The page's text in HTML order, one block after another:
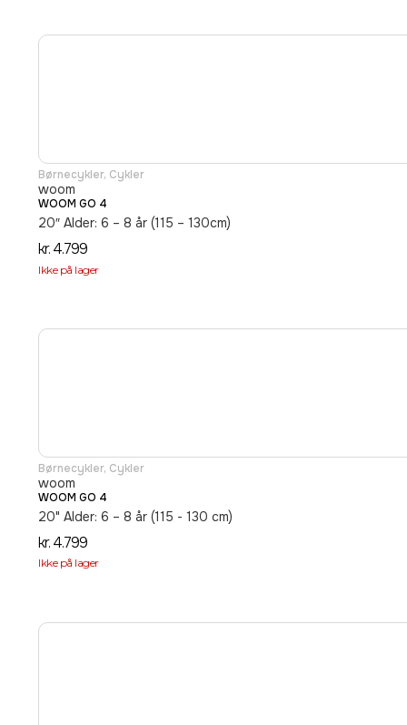
Børnecykler, Cykler
woom
WOOM GO 4
20″ Alder: 6 – 8 år (115 – 130cm)
kr.4.799
Ikke på lager
Børnecykler, Cykler
woom
WOOM GO 4
20" Alder: 6 – 8 år (115 - 130 cm)
kr.4.799
Ikke på lager